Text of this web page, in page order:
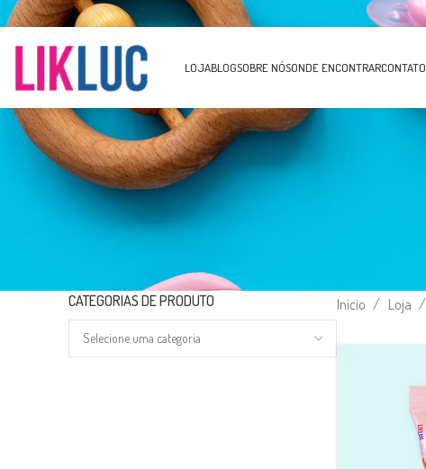
LOJABLOGSOBRE NÓSONDE ENCONTRARCONTATO
CATEGORIAS DE PRODUTO Início Loja